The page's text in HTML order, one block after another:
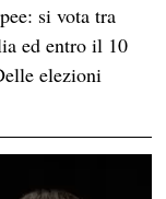
si vota tra
ed entro il 10
elezioni